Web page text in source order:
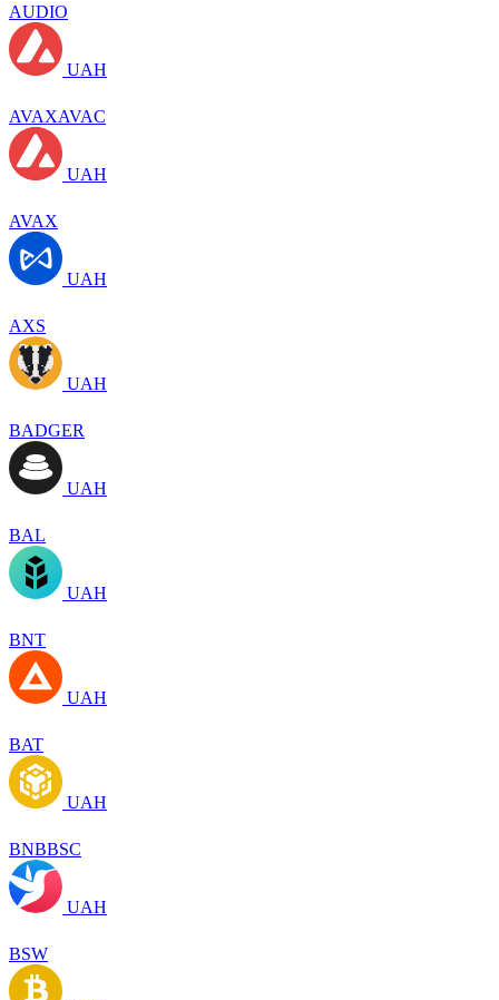
AUDIO
UAH
AVAXAVAC
UAH
AVAX
UAH
AXS
UAH
BADGER
UAH
BAL
UAH
BNT
UAH
BAT
UAH
BNBBSC
UAH
BSW